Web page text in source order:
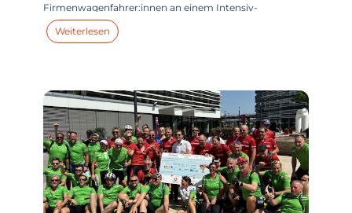
Firmenwagenfahrer:innen an einem Intensiv-
Fahrsicherheitstraining des ADAC teil, um ihr Auto
besser kennenzulernen, Gefahrensituationen besser
Weiterlesen